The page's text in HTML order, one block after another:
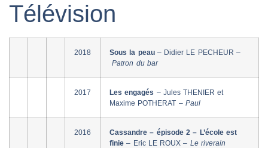
Télévision
2018 Sous la peau– Didier LE PECHEUR –
Patron du bar
2017 Les engagés – Jules THENIER et
Maxime POTHERAT – Paul
2016
Cassandre – épisode 2 – L’école est
finie– Eric LE ROUX – Le riverain